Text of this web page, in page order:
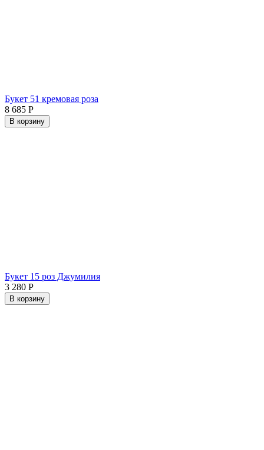
Букет 51 кремовая роза
8 685 Р
В корзину
Букет 15 роз Джумилия
3 280 Р
В корзину